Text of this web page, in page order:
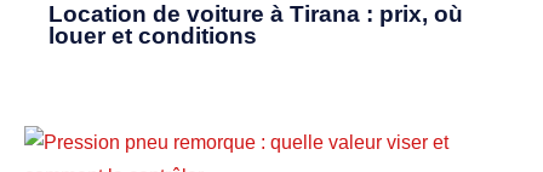
Location de voiture à Tirana : prix, où
louer et conditions